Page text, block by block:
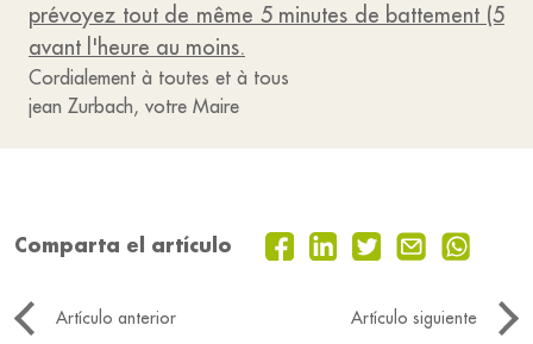
prévoyez tout de même 5 minutes de battement (5
avant l'heure au moins.
Cordialement à toutes et à tous
jean Zurbach, votre Maire
Comparta el artículo
Artículo anterior Artículo siguiente